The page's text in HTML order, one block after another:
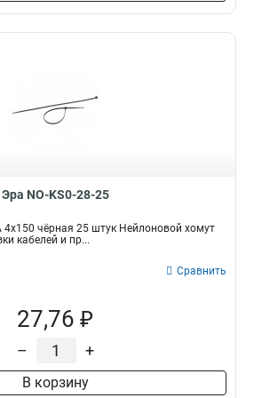
Эра NO-KS0-28-25
чёрная 25 штук Нейлоновой хомут
кабелей и пр...
Сравнить
27,76 ₽
– +
В корзину